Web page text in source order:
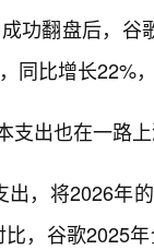
功翻盘后，
同比增长22%
支出也在一路
，将2026年
，谷歌2025